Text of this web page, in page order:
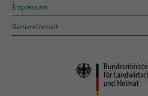
Impressum
Barrierefreiheit